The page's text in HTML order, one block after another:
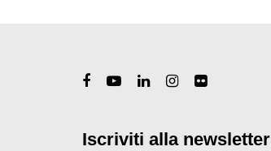
Iscriviti alla newsletter